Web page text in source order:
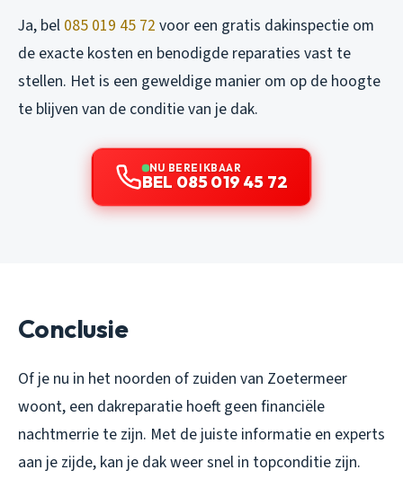
Ja, bel 085 019 45 72 voor een gratis dakinspectie om
de exacte kosten en benodigde reparaties vast te
stellen. Het is een geweldige manier om op de hoogte
te blijven van de conditie van je dak.
NU BEREIKBAAR
BEL 085 019 45 72
Conclusie
Of je nu in het noorden of zuiden van Zoetermeer
woont, een dakreparatie hoeft geen financiële
nachtmerrie te zijn. Met de juiste informatie en experts
aan je zijde, kan je dak weer snel in topconditie zijn.